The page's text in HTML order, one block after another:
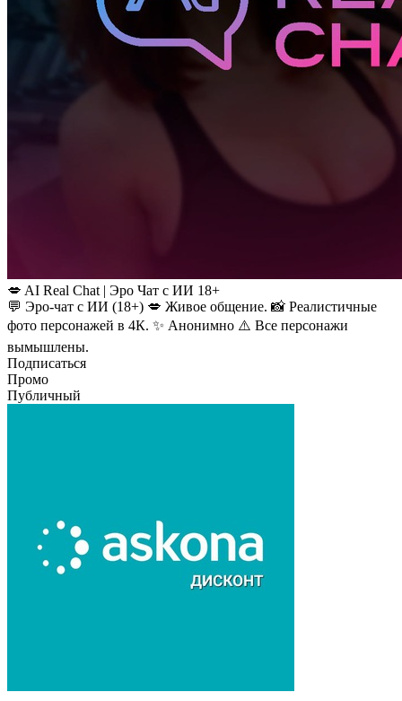
💋 AI Real Chat | Эро Чат с ИИ 18+
💬 Эро-чат с ИИ (18+) 💋 Живое общение. 📸 Реалистичные
фото персонажей в 4К. ✨ Анонимно ⚠️ Все персонажи
вымышлены.
Подписаться
Промо
Публичный